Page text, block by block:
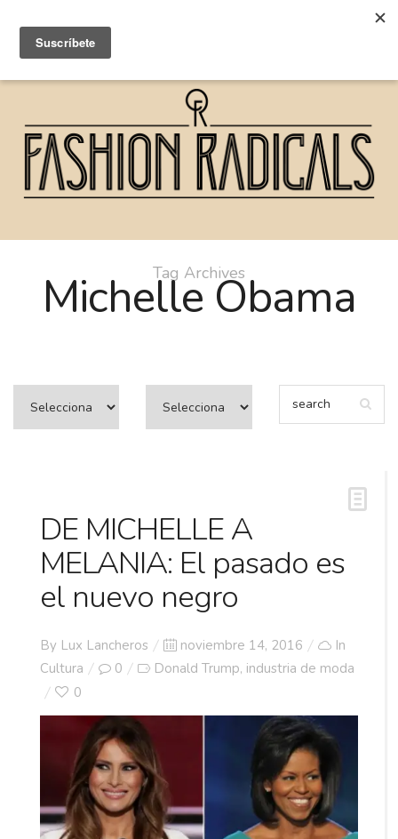
Tag Archives
Michelle Obama
DE MICHELLE A
MELANIA: El pasado es
el nuevo negro
By Lux Lancheros
Posted
on
noviembre 14, 2016
In
Cultura
0 Donald Trump, industria de moda
0